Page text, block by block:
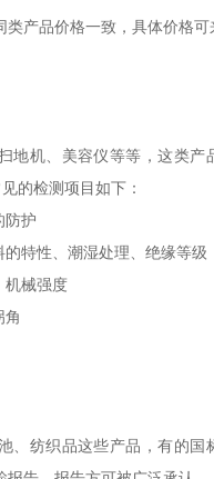
类产品价格一致，具体价格可
地机、美容仪等等，这类产
的检测项目如下：
防护
特性、潮湿处理、绝缘等级
机械强度
角
、纺织品这些产品，有的国